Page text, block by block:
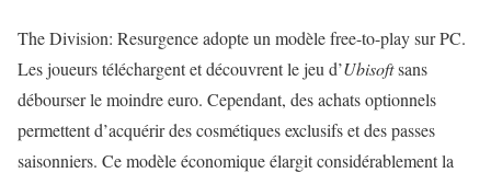
The Division: Resurgence adopte un modèle free-to-play sur PC.
Les joueurs téléchargent et découvrent le jeu d’Ubisoftsans
débourser le moindre euro. Cependant, des achats optionnels
permettent d’acquérir des cosmétiques exclusifs et des passes
saisonniers. Ce modèle économique élargit considérablement la